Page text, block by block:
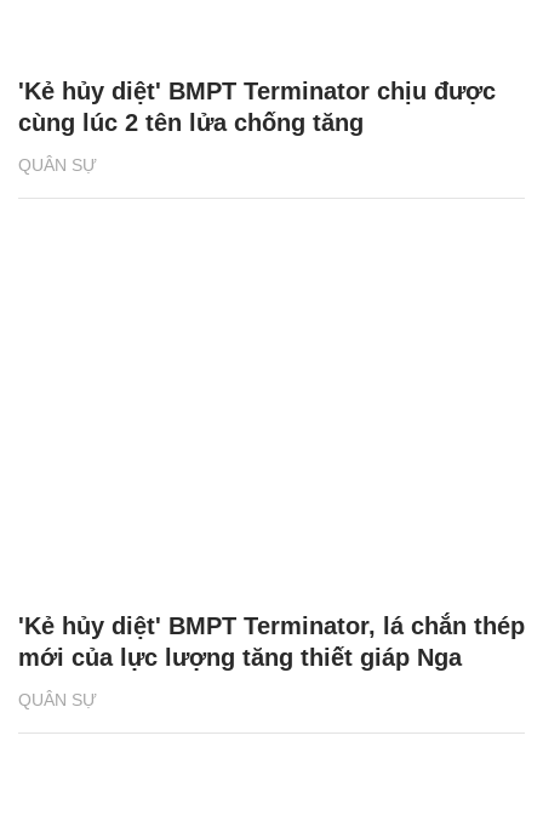
QUÂN SỰ
'Kẻ hủy diệt' BMPT Terminator chịu được
cùng lúc 2 tên lửa chống tăng
QUÂN SỰ
'Kẻ hủy diệt' BMPT Terminator, lá chắn thép
mới của lực lượng tăng thiết giáp Nga